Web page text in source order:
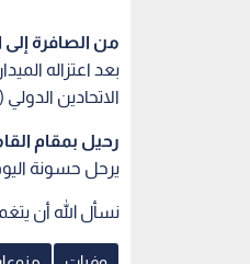
من الصافرة إلى
بعد اعتزاله
الاتحادين
رحيل بمقام
يرحل حسونة
نسأل الله أن